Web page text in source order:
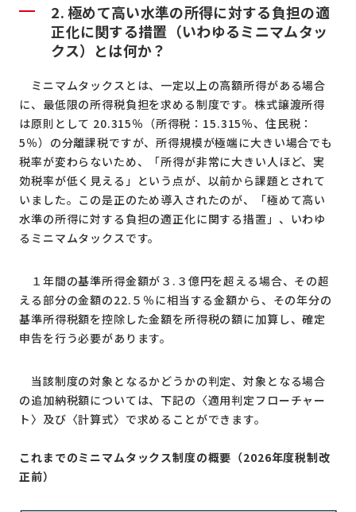
2. 極めて高い水準の所得に対する負担の適
正化に関する措置（いわゆるミニマムタッ
クス）とは何か？
ミニマムタックスとは、一定以上の高額所得がある場合
に、最低限の所得税負担を求める制度です。株式譲渡所得
は原則として 20.315％（所得税：15.315％、住民税：
5％）の分離課税ですが、所得規模が極端に大きい場合でも
税率が変わらないため、「所得が非常に大きい人ほど、実
効税率が低く見える」という点が、以前から課題とされて
いました。この是正のため導入されたのが、「極めて高い
水準の所得に対する負担の適正化に関する措置」、いわゆ
るミニマムタックスです。
１年間の基準所得金額が３.３億円を超える場合、その超
える部分の金額の22.５％に相当する金額から、その年分の
基準所得税額を控除した金額を所得税の額に加算し、確定
申告を行う必要があります。
当該制度の対象となるかどうかの判定、対象となる場合
の追加納税額については、下記の〈適用判定フローチャー
ト〉及び〈計算式〉で求めることができます。
これまでのミニマムタックス制度の概要（2026年度税制改
正前）